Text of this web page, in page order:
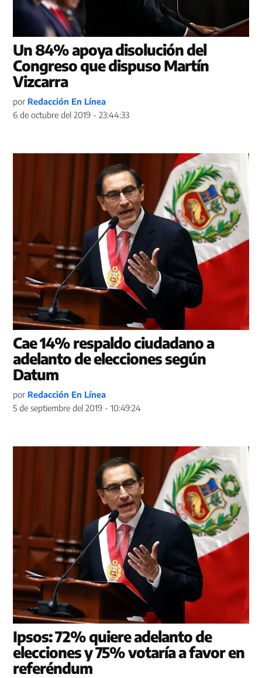
Un 84% apoya disolución del
Congreso que dispuso Martín
Vizcarra
por Redacción En Línea
6 de octubre del 2019 - 23:44:33
Cae 14% respaldo ciudadano a
adelanto de elecciones según
Datum
por Redacción En Línea
5 de septiembre del 2019 - 10:49:24
Ipsos: 72% quiere adelanto de
elecciones y 75% votaría a favor en
referéndum